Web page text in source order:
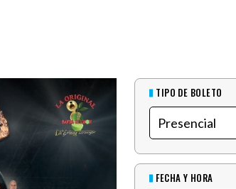
TIPO DE BOLETO
FECHA Y HORA